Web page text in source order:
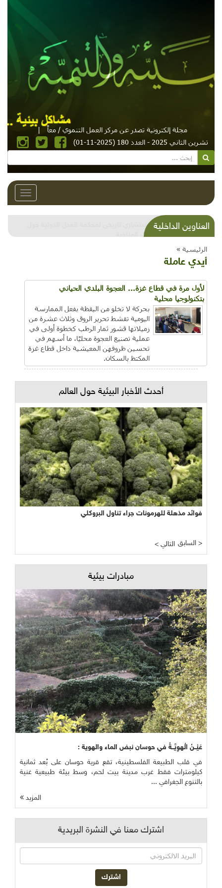
مجلة إلكترونية تصدر عن مركز العمل التنموي / معاً
|
تشرين الثاني 2025 - العدد 180 (2025-11-01)
Toggle
العناوين الداخليةشذرات بيئية وتنموية...بنية تحتية وحلويات قبيحة
وحاكورة ونوبل وزيتون و"سيباط"
الرئيسية »
أيدي عاملة
لأول مرة في قطاع غزة... العجوة البلدي الحياني
بتكنولوجيا محلية
بحركة لا تخلو من اليقظة بفعل الممارسة
اليومية تقشط تحرير الروق وثلاث عشرة من
زميلاتها قشور ثمار الرطب كخطوة أولى في
عملية تصنيع العجوة محليًا، ما أسهم في
تحسين ظروفهن المعيشية داخل قطاع غزة
المكتظ بالسكان.
أحدث الأخبار البيئية حول العالم
فوائد مذهلة للهرمونات جراء تناول البروكلي
< التالي السابق >
مبادرات بيئية
عَيْــنُ الْهوِيَّــةُ في حوسان نبض الماء والهوية :
في قلب الطبيعة الفلسطينية، تقع قرية حوسان على بُعد ثمانية
كيلومترات فقط غرب مدينة بيت لحم، وسط بيئة طبيعية غنية
بالتنوع الجغرافي ...
المزيد
اشترك معنا في النشرة البريدية